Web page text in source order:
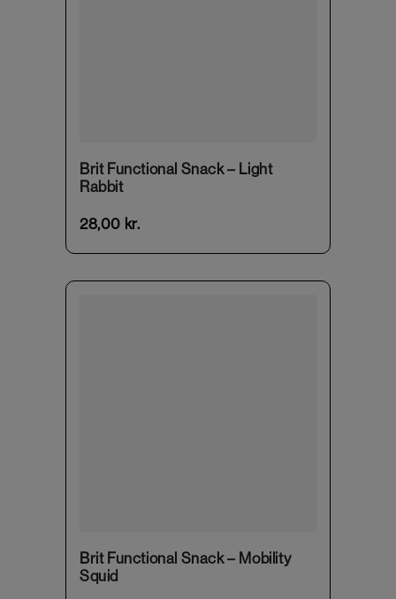
Brit Functional Snack – Light
Rabbit
28,00 kr.
Brit Functional Snack – Mobility
Squid